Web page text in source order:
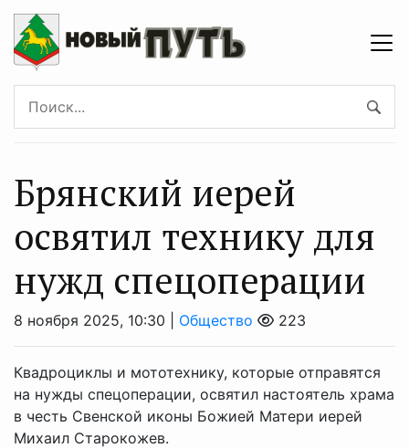
Брянский иерей
освятил технику для
нужд спецоперации
8 ноября 2025, 10:30 | Общество 223
Квадроциклы и мототехнику, которые отправятся
на нужды спецоперации, освятил настоятель храма
в честь Свенской иконы Божией Матери иерей
Михаил Старокожев.